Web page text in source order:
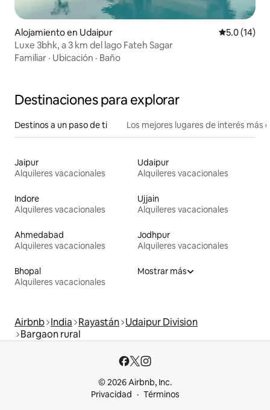
Alojamiento en Udaipur Calificación
5.0 (14)
Luxe 3bhk, a 3 km del lago Fateh Sagar
Familiar · Ubicación · Baño
Destinaciones para explorar
Destinos a un paso de ti Los mejores lugares de interés más
Jaipur
Alquileres vacacionales
Udaipur
Alquileres vacacionales
Indore
Alquileres vacacionales
Ujjain
Alquileres vacacionales
Ahmedabad
Alquileres vacacionales
Jodhpur
Alquileres vacacionales
Bhopal
Alquileres vacacionales
Mostrar más
Airbnb India Rayastán Udaipur Division
Bargaon rural
© 2026 Airbnb, Inc.
Privacidad
Términos